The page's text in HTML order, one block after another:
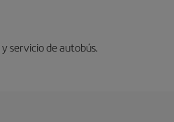
servicio de autobús.